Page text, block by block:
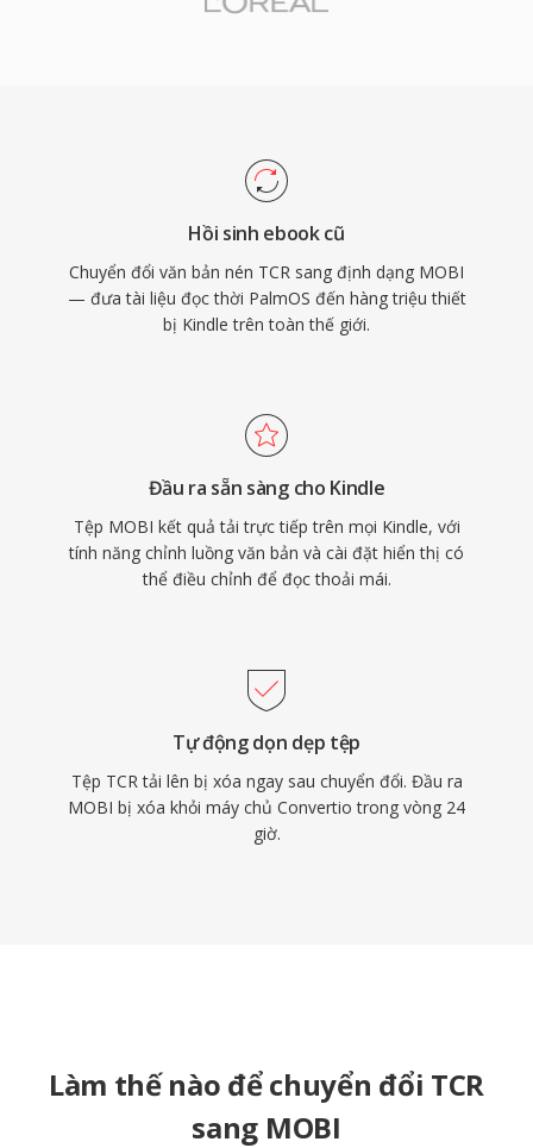
Hồi sinh ebook cũ
Chuyển đổi văn bản nén TCR sang định dạng MOBI
— đưa tài liệu đọc thời PalmOS đến hàng triệu thiết
bị Kindle trên toàn thế giới.
Đầu ra sẵn sàng cho Kindle
Tệp MOBI kết quả tải trực tiếp trên mọi Kindle, với
tính năng chỉnh luồng văn bản và cài đặt hiển thị có
thể điều chỉnh để đọc thoải mái.
Tự động dọn dẹp tệp
Tệp TCR tải lên bị xóa ngay sau chuyển đổi. Đầu ra
MOBI bị xóa khỏi máy chủ Convertio trong vòng 24
giờ.
Làm thế nào để chuyển đổi TCR
sang MOBI